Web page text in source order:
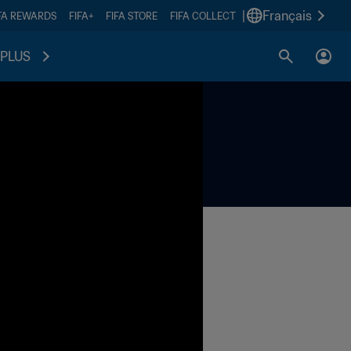
REWARDS FIFA+ FIFA STORE FIFA COLLECT Français
PLUS